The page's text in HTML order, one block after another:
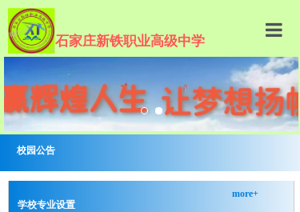
石家庄新铁职业高级中学
欢迎阅看学校招生办网站
校园公告
学校专业设置
more+